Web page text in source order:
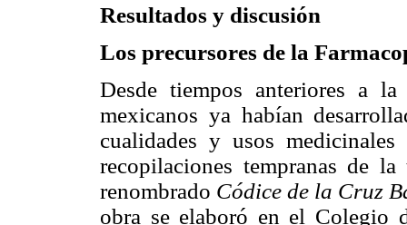
Resultados y discusión
Los precursores de la
Desde tiempos anteriores a
mexicanos ya habían
cualidades y usos
recopilaciones tempranas de
renombrado Códice de la Cruz
obra se elaboró en el Colegio